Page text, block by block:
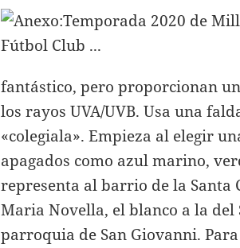
fantástico, pero proporcionan
los rayos UVA/UVB. Usa una
«colegiala». Empieza al elegir
apagados como azul marino,
representa al barrio de la Santa
Maria Novella, el blanco a la
parroquia de San Giovanni.